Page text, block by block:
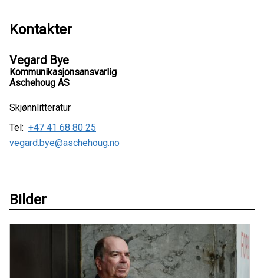
Kontakter
Vegard Bye
Kommunikasjonsansvarlig
Aschehoug AS
Skjønnlitteratur
Tel: +47 41 68 80 25
vegard.bye@aschehoug.no
Bilder